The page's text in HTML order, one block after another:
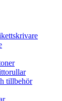
tillbehör